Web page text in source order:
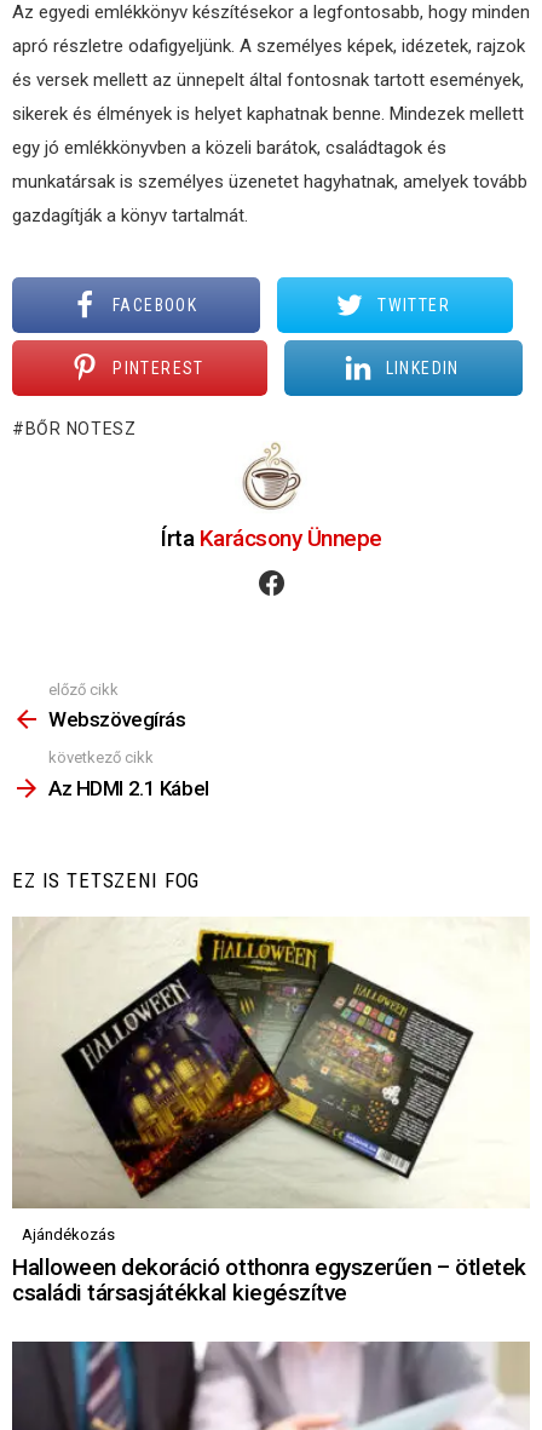
Az egyedi emlékkönyv készítésekor a legfontosabb, hogy minden
apró részletre odafigyeljünk. A személyes képek, idézetek, rajzok
és versek mellett az ünnepelt által fontosnak tartott események,
sikerek és élmények is helyet kaphatnak benne. Mindezek mellett
egy jó emlékkönyvben a közeli barátok, családtagok és
munkatársak is személyes üzenetet hagyhatnak, amelyek tovább
gazdagítják a könyv tartalmát.
FACEBOOK TWITTER
PINTEREST LINKEDIN
BŐR NOTESZ
Írta Karácsony Ünnepe
Nézz
Többet
előző cikk
Webszövegírás
következő cikk
Az HDMI 2.1 Kábel
EZ IS TETSZENI FOG
Ajándékozás
Halloween dekoráció otthonra egyszerűen – ötletek
családi társasjátékkal kiegészítve